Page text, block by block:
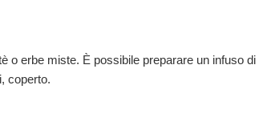
o erbe miste. È possibile preparare un infuso
coperto.